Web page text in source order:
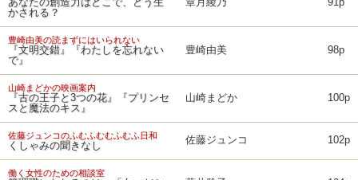
あなたの創造力はどこで、どう生
かされる？
章月綾乃 91p
豊崎由美の読まずにはいられない
『文明交錯』『わたしを忘れない
で』
豊崎由美 98p
山崎まどかの映画案内
『古の王子と3つの花』『プリンセ
スと魔法のキス』
山崎まどか 100p
佐藤ジュンコのふむふむむふむふ日和
くしゃみの聞きなし 佐藤ジュンコ 102p
働く女性のための相談室